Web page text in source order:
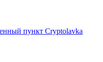
пункт Cryptolavka